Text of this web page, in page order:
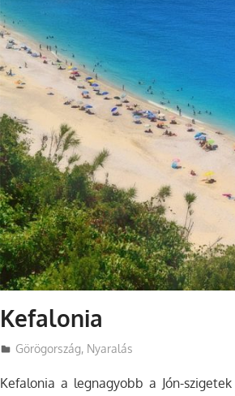
Kefalonia
Utazasok.org
Görögország, Nyaralás
Kefalonia a legnagyobb a Jón-